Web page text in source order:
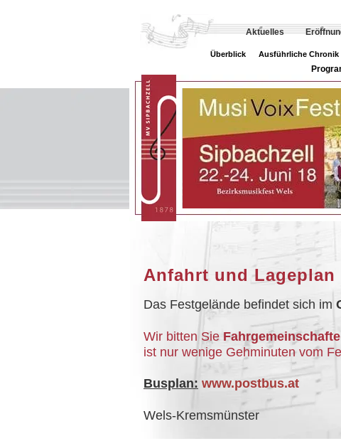
Aktuelles
Überblick Ausführliche Chronik
Anfahrt und Lageplan
Das Festgelände befindet sich im
Wir bitten Sie
ist nur wenige Gehminuten vom
Busplan: www.postbus.at
Wels-Kremsmünster